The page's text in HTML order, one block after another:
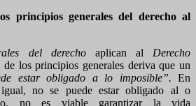
principios generales del derecho al
del derechoaplican al Derecho
los principios generales deriva que un
estar obligado a lo imposible”.En
igual, no se puede estar obligado al o
no es viable garantizar la vida